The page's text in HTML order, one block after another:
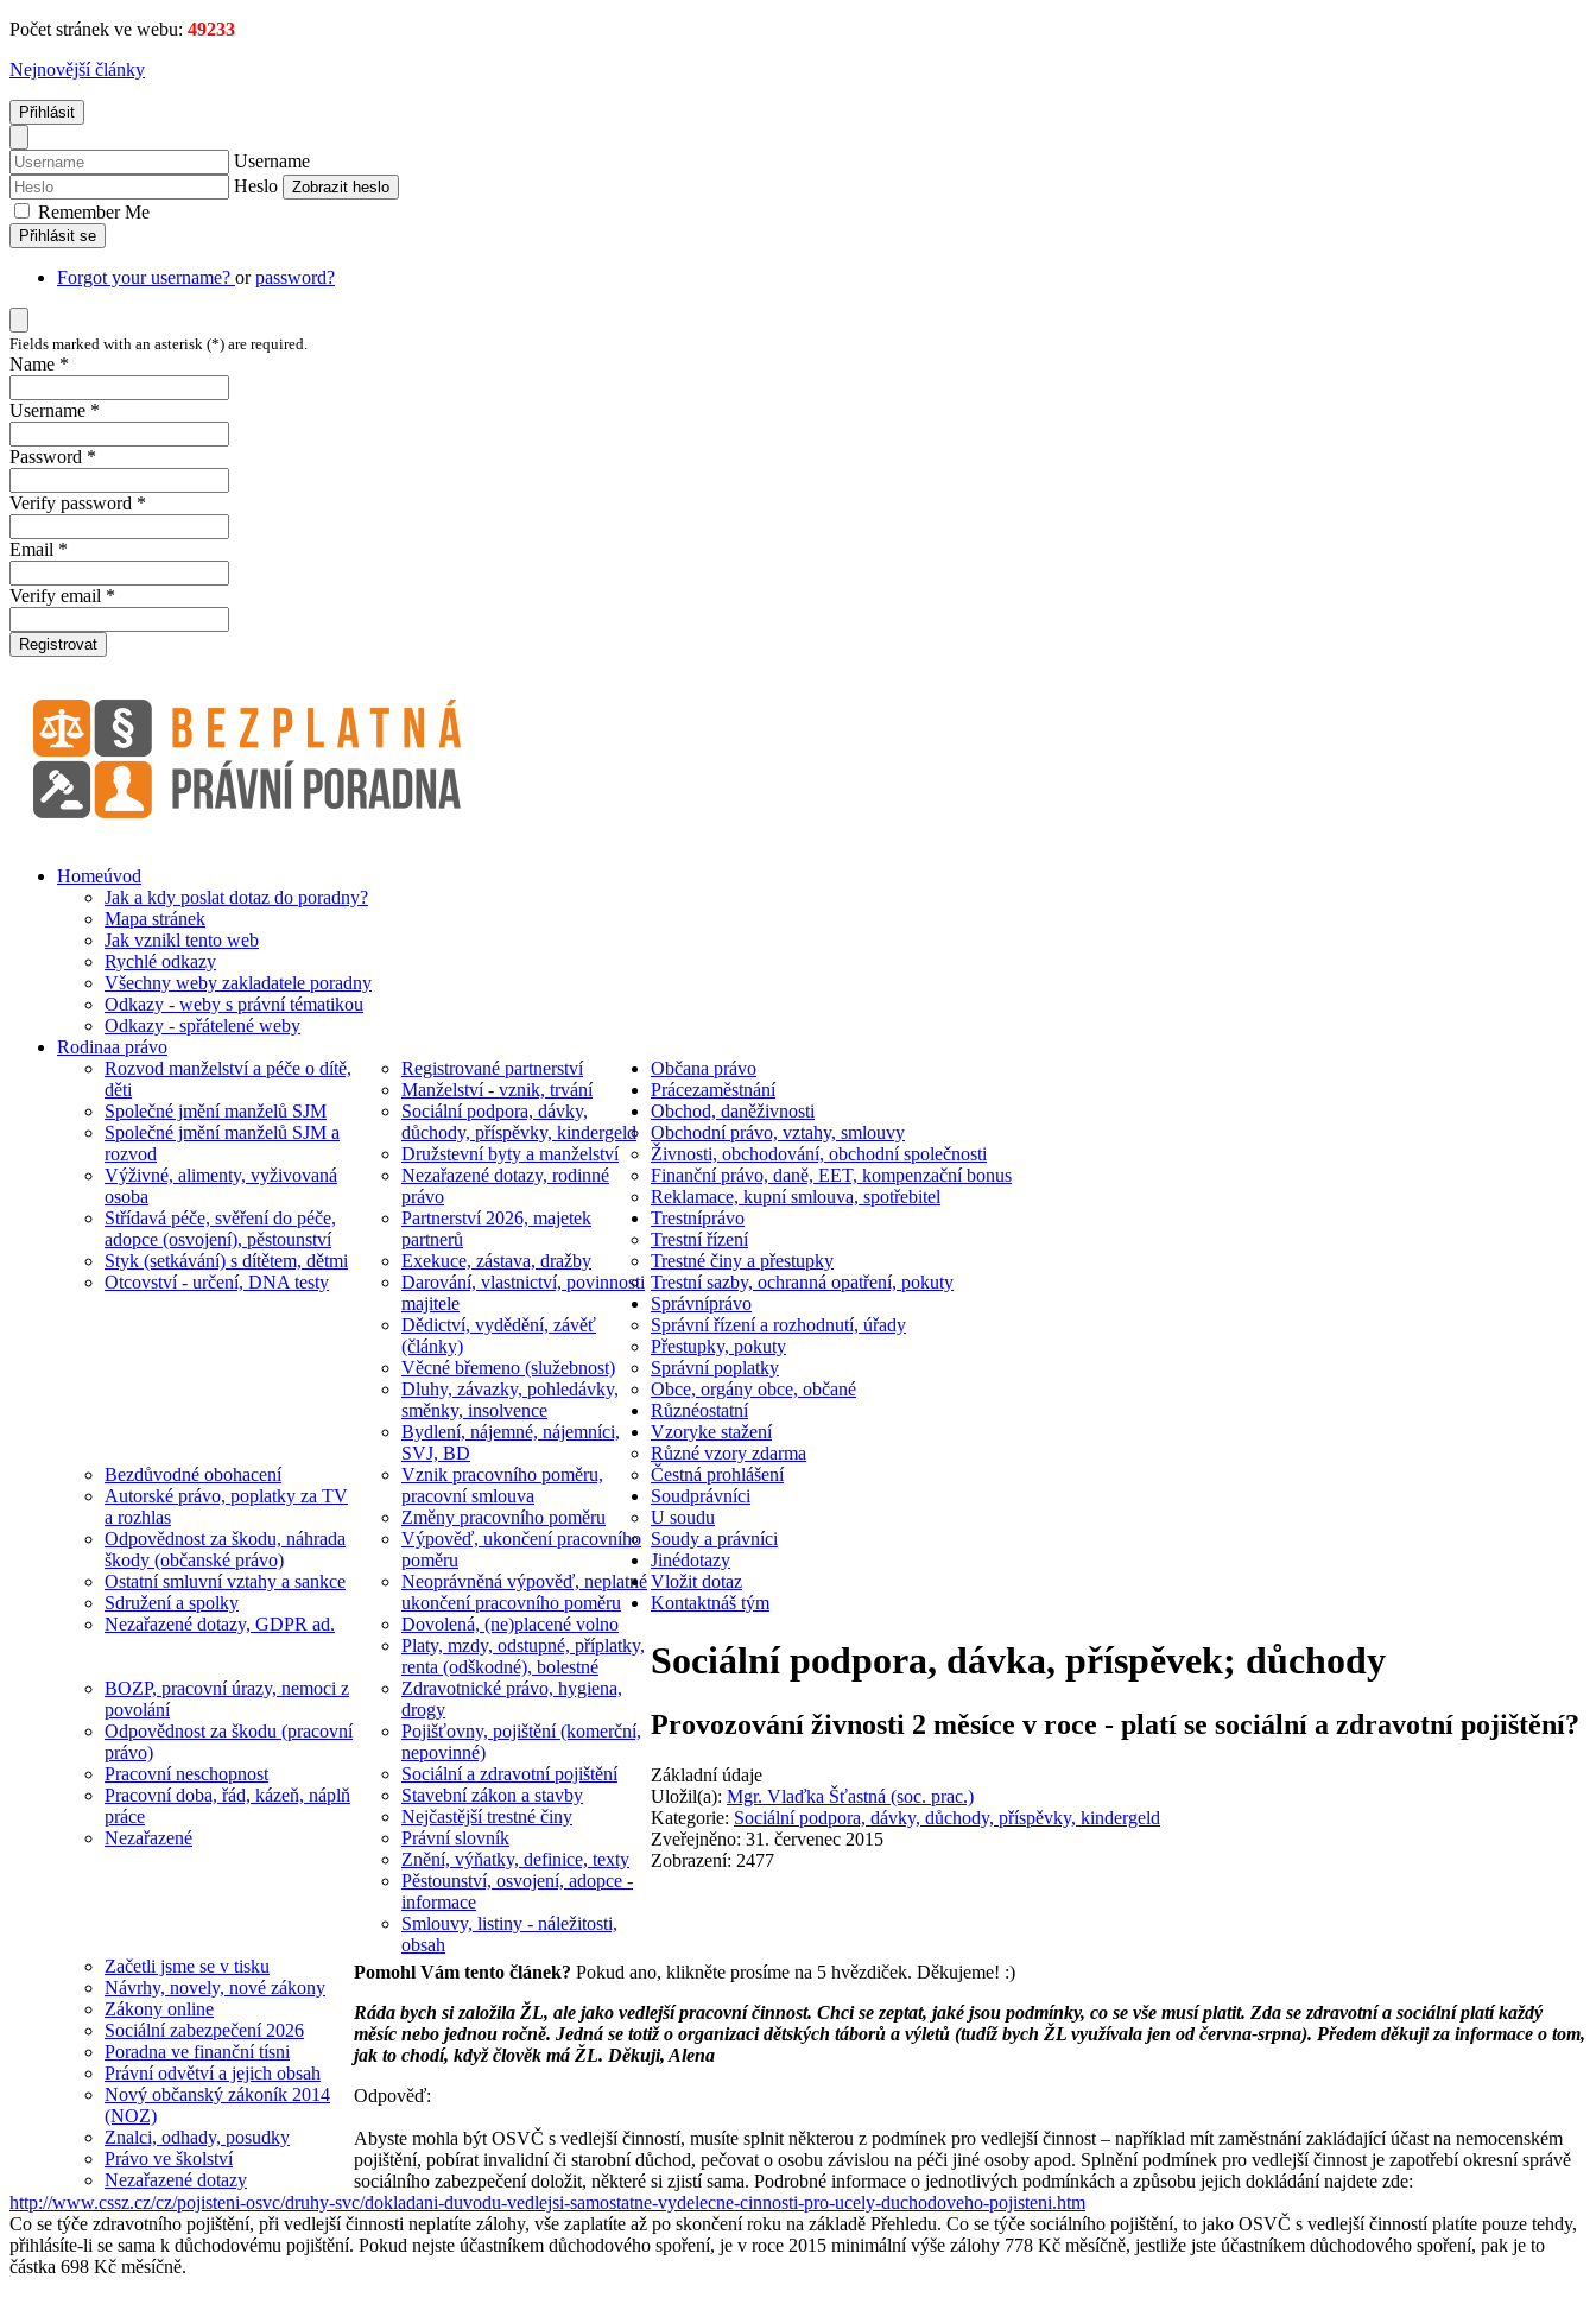
Počet stránek ve webu: 49233
Nejnovější články
Přihlásit
Username
Heslo
Zobrazit heslo
Remember Me
Přihlásit se
Forgot your username? orpassword?
Fields marked with an asterisk (*) are required.
Name *
Username *
Password *
Verify password *
Email *
Verify email *
Registrovat
Homeúvod
Jak a kdy poslat dotaz do poradny?
Mapa stránek
Jak vznikl tento web
Rychlé odkazy
Všechny weby zakladatele poradny
Odkazy - weby s právní tématikou
Odkazy - spřátelené weby
Rodinaa právo
Rozvod manželství a péče o dítě,
děti
Společné jmění manželů SJM
Společné jmění manželů SJM a
rozvod
Výživné, alimenty, vyživovaná
osoba
Střídavá péče, svěření do péče,
adopce (osvojení), pěstounství
Styk (setkávání) s dítětem, dětmi
Otcovství - určení, DNA testy
Registrované partnerství
Manželství - vznik, trvání
Sociální podpora, dávky,
důchody, příspěvky, kindergeld
Družstevní byty a manželství
Nezařazené dotazy, rodinné
právo
Partnerství 2026, majetek
partnerů
Občana právo
Exekuce, zástava, dražby
Darování, vlastnictví, povinnosti
majitele
Dědictví, vydědění, závěť
(články)
Věcné břemeno (služebnost)
Dluhy, závazky, pohledávky,
směnky, insolvence
Bydlení, nájemné, nájemníci,
SVJ, BD
Bezdůvodné obohacení
Autorské právo, poplatky za TV
a rozhlas
Odpovědnost za škodu, náhrada
škody (občanské právo)
Ostatní smluvní vztahy a sankce
Sdružení a spolky
Nezařazené dotazy, GDPR ad.
Prácezaměstnání
Vznik pracovního poměru,
pracovní smlouva
Změny pracovního poměru
Výpověď, ukončení pracovního
poměru
Neoprávněná výpověď, neplatné
ukončení pracovního poměru
Dovolená, (ne)placené volno
Platy, mzdy, odstupné, příplatky,
renta (odškodné), bolestné
BOZP, pracovní úrazy, nemoci z
povolání
Odpovědnost za škodu (pracovní
právo)
Pracovní neschopnost
Pracovní doba, řád, kázeň, náplň
práce
Nezařazené
Obchod, daněživnosti
Obchodní právo, vztahy, smlouvy
Živnosti, obchodování, obchodní společnosti
Finanční právo, daně, EET, kompenzační bonus
Reklamace, kupní smlouva, spotřebitel
Trestníprávo
Trestní řízení
Trestné činy a přestupky
Trestní sazby, ochranná opatření, pokuty
Správníprávo
Správní řízení a rozhodnutí, úřady
Přestupky, pokuty
Správní poplatky
Obce, orgány obce, občané
Různéostatní
Zdravotnické právo, hygiena,
drogy
Pojišťovny, pojištění (komerční,
nepovinné)
Sociální a zdravotní pojištění
Stavební zákon a stavby
Nejčastější trestné činy
Právní slovník
Znění, výňatky, definice, texty
Pěstounství, osvojení, adopce -
informace
Smlouvy, listiny - náležitosti,
obsah
Začetli jsme se v tisku
Návrhy, novely, nové zákony
Zákony online
Sociální zabezpečení 2026
Poradna ve finanční tísni
Právní odvětví a jejich obsah
Nový občanský zákoník 2014
(NOZ)
Znalci, odhady, posudky
Právo ve školství
Nezařazené dotazy
Vzoryke stažení
Různé vzory zdarma
Čestná prohlášení
Soudprávníci
U soudu
Soudy a právníci
Jinédotazy
Vložit dotaz
Kontaktnáš tým
Sociální podpora, dávka, příspěvek; důchody
Provozování živnosti 2 měsíce v roce - platí se sociální a zdravotní pojištění?
Základní údaje
Uložil(a): Mgr. Vlaďka Šťastná (soc. prac.)
Kategorie: Sociální podpora, dávky, důchody, příspěvky, kindergeld
Zveřejněno: 31. červenec 2015
Zobrazení: 2477
Pomohl Vám tento článek? Pokud ano, klikněte prosíme na 5 hvězdiček. Děkujeme! :)
Ráda bych si založila ŽL, ale jako vedlejší pracovní činnost. Chci se zeptat, jaké jsou podmínky, co se vše musí platit. Zda se zdravotní a sociální platí každý
měsíc nebo jednou ročně. Jedná se totiž o organizaci dětských táborů a výletů (tudíž bych ŽL využívala jen od června-srpna). Předem děkuji za informace o tom,
jak to chodí, když člověk má ŽL. Děkuji, Alena
Odpověď:
Abyste mohla být OSVČ s vedlejší činností, musíte splnit některou z podmínek pro vedlejší činnost – například mít zaměstnání zakládající účast na nemocenském
pojištění, pobírat invalidní či starobní důchod, pečovat o osobu závislou na péči jiné osoby apod. Splnění podmínek pro vedlejší činnost je zapotřebí okresní správě
sociálního zabezpečení doložit, některé si zjistí sama. Podrobné informace o jednotlivých podmínkách a způsobu jejich dokládání najdete zde:
http://www.cssz.cz/cz/pojisteni-osvc/druhy-svc/dokladani-duvodu-vedlejsi-samostatne-vydelecne-cinnosti-pro-ucely-duchodoveho-pojisteni.htm
Co se týče zdravotního pojištění, při vedlejší činnosti neplatíte zálohy, vše zaplatíte až po skončení roku na základě Přehledu. Co se týče sociálního pojištění, to jako OSVČ s vedlejší činností platíte pouze tehdy,
přihlásíte-li se sama k důchodovému pojištění. Pokud nejste účastníkem důchodového spoření, je v roce 2015 minimální výše zálohy 778 Kč měsíčně, jestliže jste účastníkem důchodového spoření, pak je to
částka 698 Kč měsíčně.